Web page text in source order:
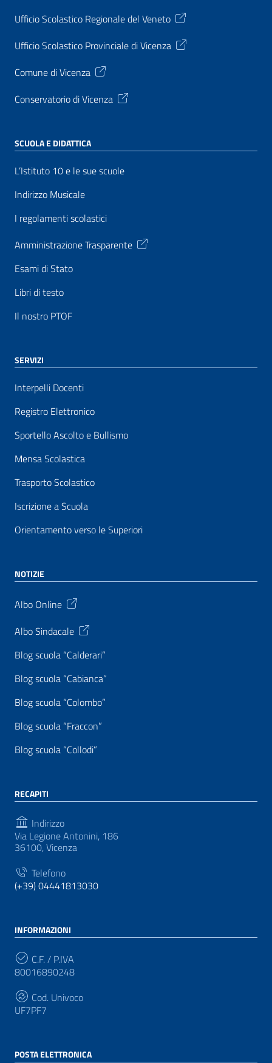
Ufficio Scolastico Regionale del Veneto
Ufficio Scolastico Provinciale di Vicenza
Comune di Vicenza
Conservatorio di Vicenza
SCUOLA E DIDATTICA
L’Istituto 10 e le sue scuole
Indirizzo Musicale
I regolamenti scolastici
Amministrazione Trasparente
Esami di Stato
Libri di testo
Il nostro PTOF
SERVIZI
Interpelli Docenti
Registro Elettronico
Sportello Ascolto e Bullismo
Mensa Scolastica
Trasporto Scolastico
Iscrizione a Scuola
Orientamento verso le Superiori
NOTIZIE
Albo Online
Albo Sindacale
Blog scuola “Calderari”
Blog scuola “Cabianca”
Blog scuola “Colombo”
Blog scuola “Fraccon”
Blog scuola “Collodi”
RECAPITI
Indirizzo
Via Legione Antonini, 186
36100, Vicenza
Telefono
(+39) 04441813030
INFORMAZIONI
C.F. / P.IVA
80016890248
Cod. Univoco
UF7PF7
POSTA ELETTRONICA